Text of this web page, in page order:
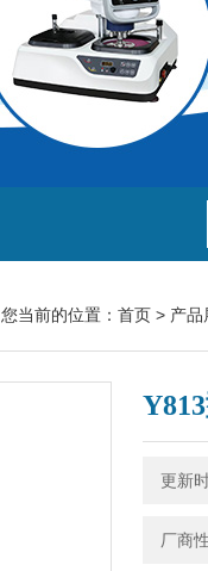
您当前的位置： 首页 > 产品
更新
厂商